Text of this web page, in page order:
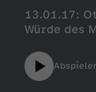
13.01.17:
Würde des